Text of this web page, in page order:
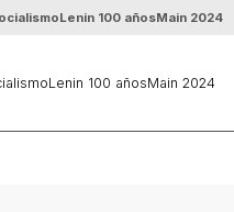
Lenin 100 añosMain 2024
Lenin 100 añosMain 2024